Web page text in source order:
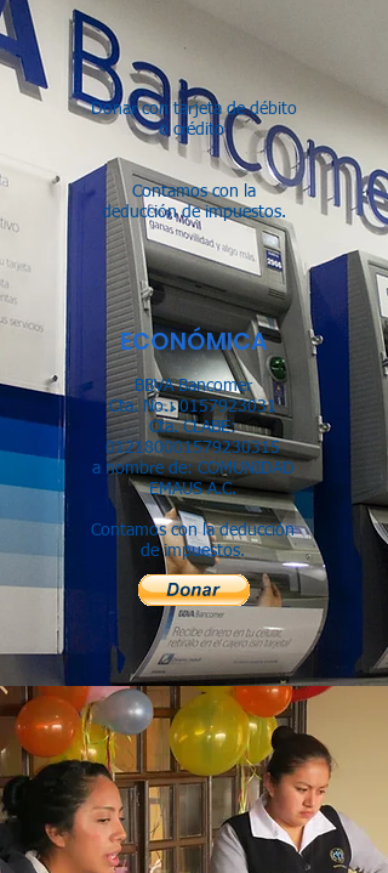
Donar con tarjeta de débito
o crédito
Contamos con la
deducción de impuestos.
​ECONÓMICA
BBVA Bancomer
Cta. No.: 0157923031
Cta. CLABE:
012180001579230315
a nombre de: COMUNIDAD
EMAUS A.C.
Contamos con la deducción
de impuestos.